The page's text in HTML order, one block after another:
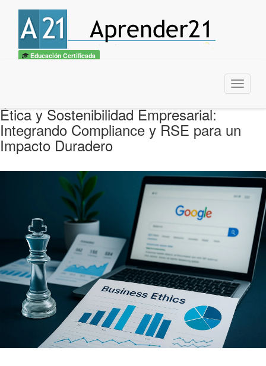
Educación Certificada
Menu
Ética y Sostenibilidad Empresarial:
Integrando Compliance y RSE para un
Impacto Duradero